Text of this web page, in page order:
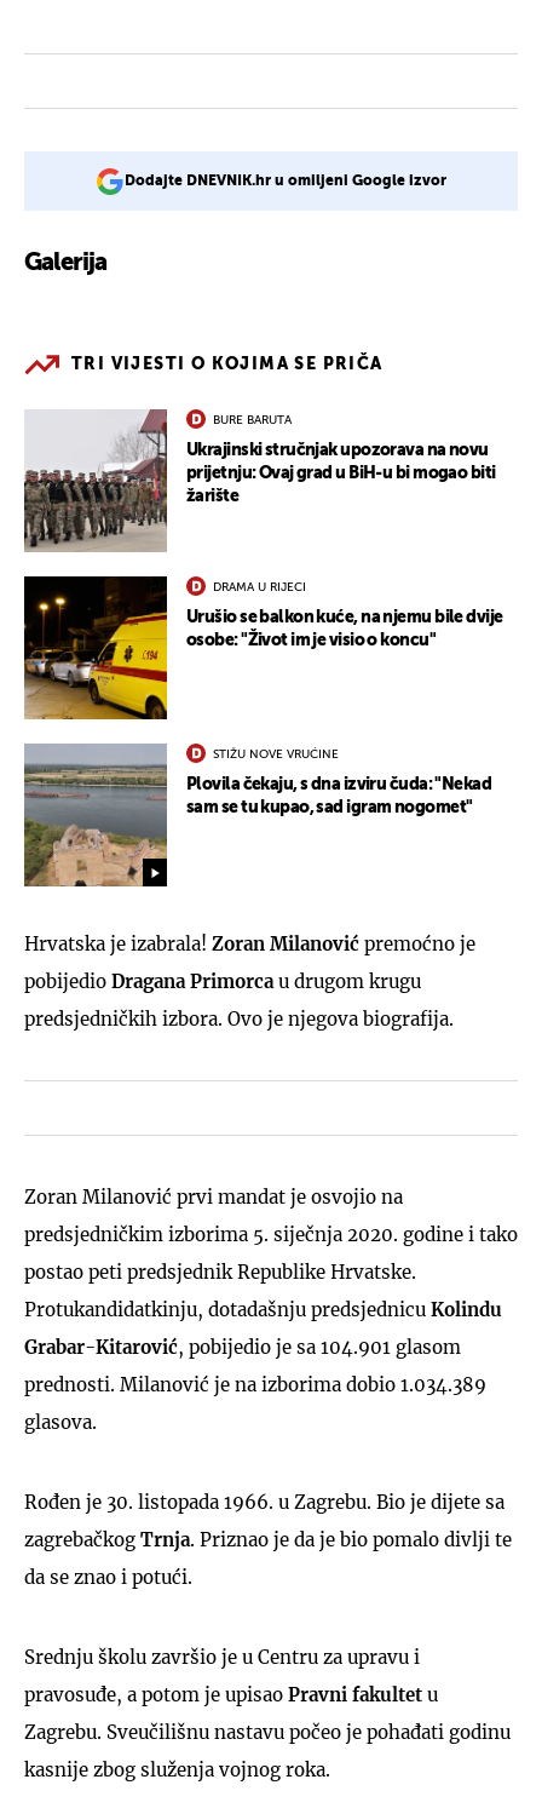
Dodajte DNEVNIK.hr u omiljeni Google izvor
Galerija
TRI VIJESTI O KOJIMA SE PRIČA
BURE BARUTA
Ukrajinski stručnjak upozorava na novu
prijetnju: Ovaj grad u BiH-u bi mogao biti
žarište
DRAMA U RIJECI
Urušio se balkon kuće, na njemu bile dvije
osobe: "Život im je visio o koncu"
STIŽU NOVE VRUĆINE
Plovila čekaju, s dna izviru čuda: "Nekad
sam se tu kupao, sad igram nogomet"
Hrvatska je izabrala! Zoran Milanović premoćno je
pobijedio Dragana Primorca u drugom krugu
predsjedničkih izbora. Ovo je njegova biografija.
Zoran Milanović prvi mandat je osvojio na
predsjedničkim izborima 5. siječnja 2020. godine i tako
postao peti predsjednik Republike Hrvatske.
Protukandidatkinju, dotadašnju predsjednicu Kolindu
Grabar-Kitarović, pobijedio je sa 104.901 glasom
prednosti. Milanović je na izborima dobio 1.034.389
glasova.
Rođen je 30. listopada 1966. u Zagrebu. Bio je dijete sa
zagrebačkog Trnja. Priznao je da je bio pomalo divlji te
da se znao i potući.
Srednju školu završio je u Centru za upravu i
pravosuđe, a potom je upisao Pravni fakultet u
Zagrebu. Sveučilišnu nastavu počeo je pohađati godinu
kasnije zbog služenja vojnog roka.